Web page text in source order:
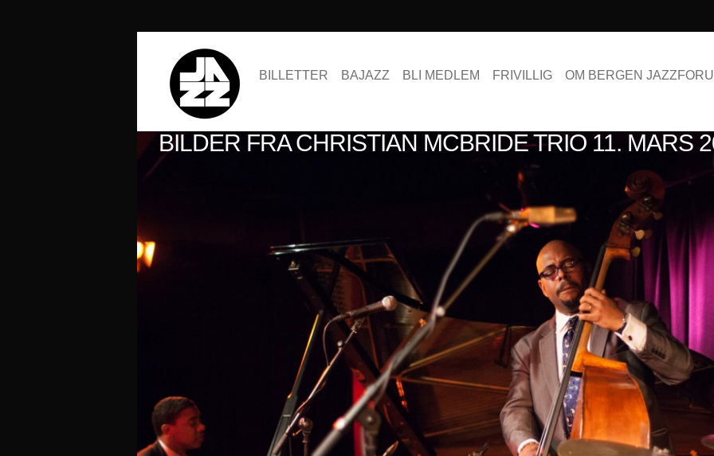
BILLETTER BAJAZZ BLI MEDLEM FRIVILLIG OM BERGEN
BILDER FRA CHRISTIAN MCBRIDE TRIO 11. MARS